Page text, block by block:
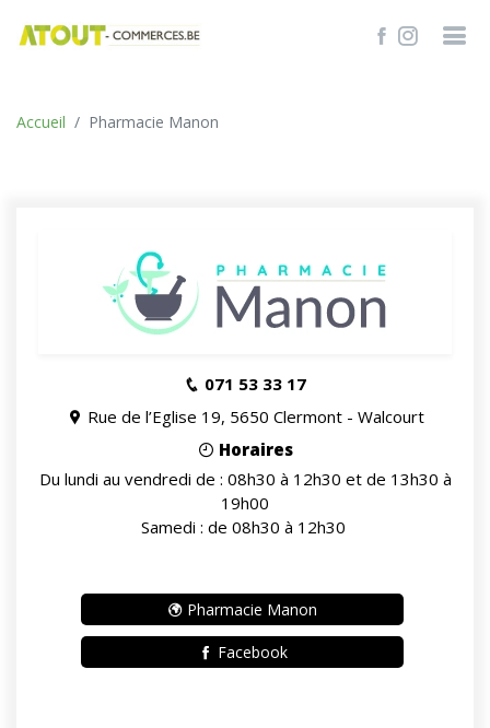
Accueil Pharmacie Manon
071 53 33 17
Rue de l’Eglise 19, 5650 Clermont - Walcourt
Horaires
Du lundi au vendredi de : 08h30 à 12h30 et de 13h30 à
19h00
Samedi : de 08h30 à 12h30
Pharmacie Manon
Facebook